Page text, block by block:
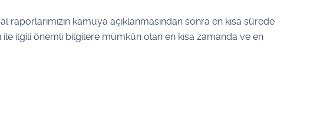
raporlarımızın kamuya açıklanmasından sonra en kısa sürede
ile ilgili önemli bilgilere mümkün olan en kısa zamanda ve en